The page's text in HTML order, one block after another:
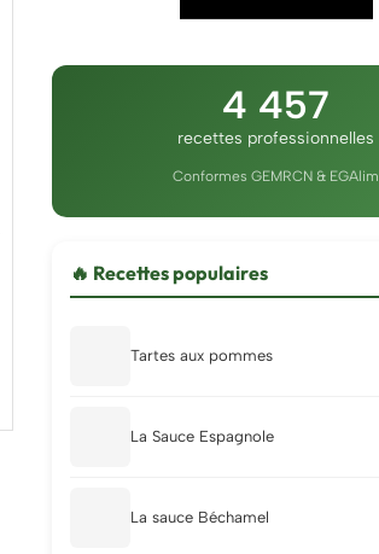
4 457
recettes professionnelles
Conformes GEMRCN & EGAlim
🔥 Recettes populaires
Tartes aux pommes
La Sauce Espagnole
La sauce Béchamel